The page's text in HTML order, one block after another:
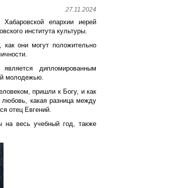
27.11.2024
епархии иерей
института культуры.
они могут положительно
дипломированным
молодежью.
пришли к Богу, и как
любовь, какая разница между
отец Евгений.
на весь учебный год, также